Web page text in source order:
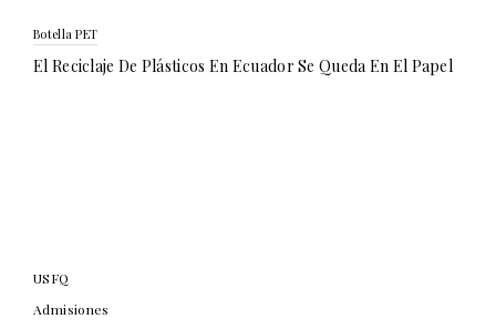
Botella PET
El Reciclaje De Plásticos En Ecuador Se Queda En El Papel
USFQ
Admisiones